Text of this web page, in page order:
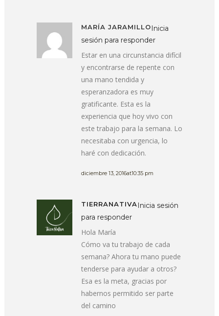
MARÍA JARAMILLO Inicia
sesión para responder
Estar en una circunstancia difícil
y encontrarse de repente con
una mano tendida y
esperanzadora es muy
gratificante. Esta es la
experiencia que hoy vivo con
este trabajo para la semana. Lo
necesitaba con urgencia, lo
haré con dedicación.
diciembre 13, 2016at10:35 pm
TIERRANATIVA Inicia sesión
para responder
Hola María
Cómo va tu trabajo de cada
semana? Ahora tu mano puede
tenderse para ayudar a otros?
Esa es la meta, gracias por
habernos permitido ser parte
del camino